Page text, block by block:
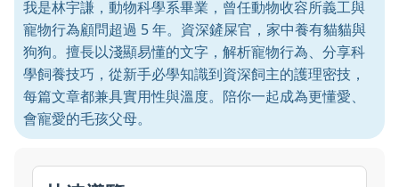
我是林宇謙，動物科學系畢業，曾任動物收容所義工與
寵物行為顧問超過 5 年。資深鏟屎官，家中養有貓貓與
狗狗。擅長以淺顯易懂的文字，解析寵物行為、分享科
學飼養技巧，從新手必學知識到資深飼主的護理密技，
每篇文章都兼具實用性與溫度。陪你一起成為更懂愛、
會寵愛的毛孩父母。